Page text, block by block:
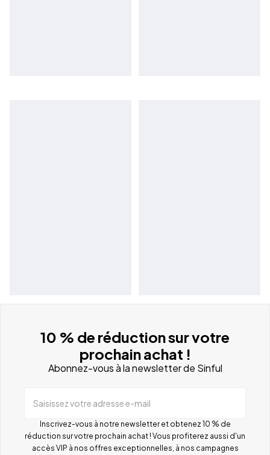
10 % de réduction sur votre
prochain achat !
Abonnez-vous à la newsletter de Sinful
Saisissez votre adresse e-mail
Inscrivez-vous à notre newsletter et obtenez 10 % de
réduction sur votre prochain achat ! Vous profiterez aussi d'un
accès VIP à nos offres exceptionnelles, à nos campagnes